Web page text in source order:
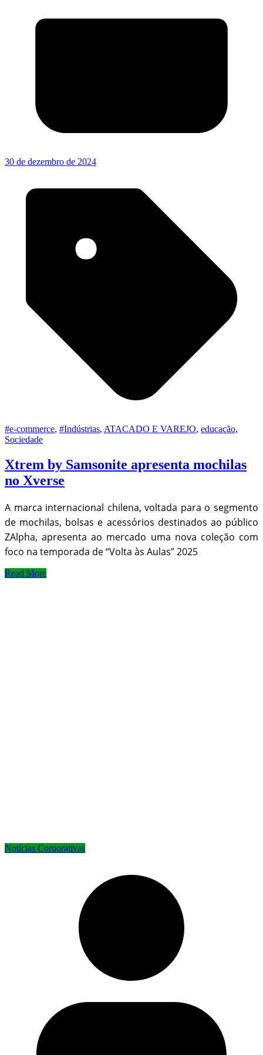
30 de dezembro de 2024
#e-commerce, #Indústrias, ATACADO E VAREJO, educação,
Sociedade
Xtrem by Samsonite apresenta mochilas
no Xverse
A marca internacional chilena, voltada para o segmento
de mochilas, bolsas e acessórios destinados ao público
ZAlpha, apresenta ao mercado uma nova coleção com
foco na temporada de “Volta às Aulas” 2025
Read More
Notícias Corporativas